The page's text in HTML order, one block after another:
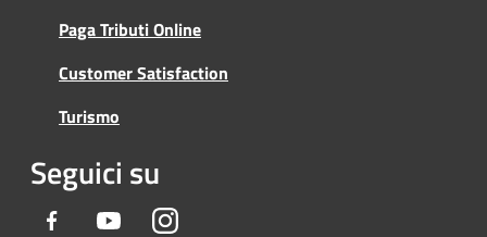
Paga Tributi Online
Customer Satisfaction
Turismo
Seguici su
Facebook YoutubeInstagram